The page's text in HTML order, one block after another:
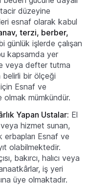
düzeyine
esnaf olarak kabul
terzi, berber,
günlük işlerde çalışan
kapsamda yer
veya defter tutma
bir ölçeği
Esnaf ve
olmak mümkündür.
Yapan Ustalar: El
hizmet sunan,
erbapları Esnaf ve
olabilmektedir.
bakırcı, halıcı veya
iş yeri
üye olmaktadır.